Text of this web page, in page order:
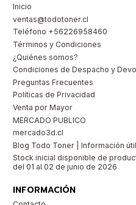
Inicio
ventas@todotoner.cl
Teléfono +56226958460
Términos y Condiciones
¿Quiénes somos?
Condiciones de Despacho y
Preguntas Frecuentes
Políticas de Privacidad
Venta por Mayor
MERCADO PUBLICO
mercado3d.cl
Blog Todo Toner | Información
Stock inicial disponible de
del 01 al 02 de junio de 2026
INFORMACIÓN